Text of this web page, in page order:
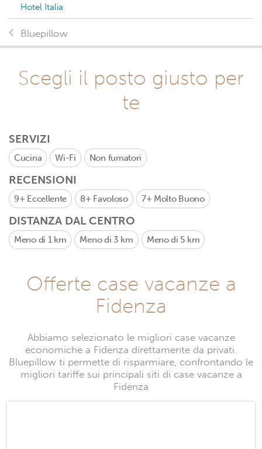
Hotel Italia
Bluepillow
Scegli il posto giusto per
te
SERVIZI
Cucina Wi-Fi Non fumatori
RECENSIONI
9+ Eccellente 8+ Favoloso 7+ Molto Buono
DISTANZA DAL CENTRO
Meno di 1 km Meno di 3 km Meno di 5 km
Offerte case vacanze a
Fidenza
Abbiamo selezionato le migliori case vacanze
economiche a Fidenza direttamente da privati.
Bluepillow ti permette di risparmiare, confrontando le
migliori tariffe sui principali siti di case vacanze a
Fidenza